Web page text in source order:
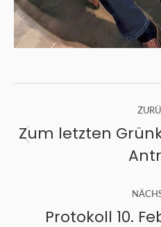
Zum letzten
Protokoll 10.